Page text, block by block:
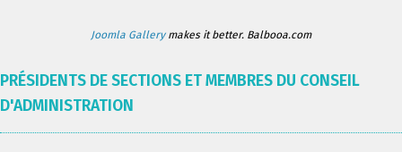
Joomla Gallerymakes it better. Balbooa.com
PRÉSIDENTS DE SECTIONS ET MEMBRES DU CONSEIL
D'ADMINISTRATION